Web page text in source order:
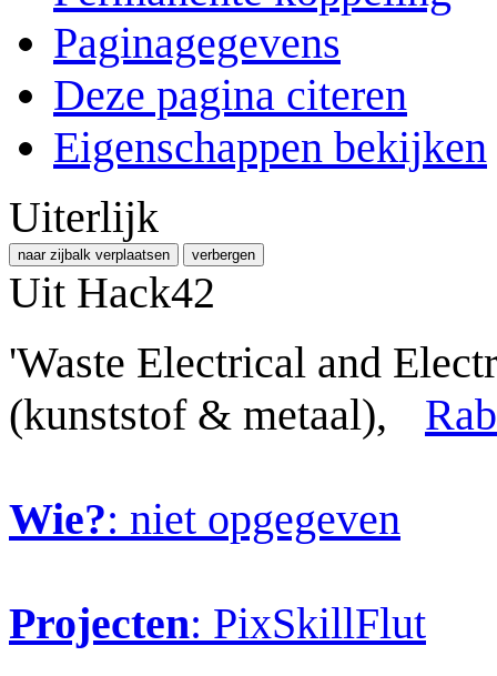
Paginagegevens
Deze pagina citeren
Eigenschappen bekijken
Uiterlijk
naar zijbalk verplaatsen verbergen
Uit Hack42
'Waste Electrical and
(kunststof & metaal),
Wie?: niet opgegeven
Projecten: PixSkillFlut